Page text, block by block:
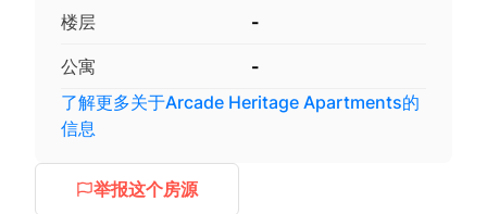
楼层 -
公寓
-
了解更多关于Arcade Heritage Apartments的
信息
举报这个房源